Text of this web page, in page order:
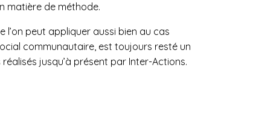
matière de méthode.
l’on peut appliquer aussi bien au cas
communautaire, est toujours resté un
jusqu’à présent par Inter-Actions.